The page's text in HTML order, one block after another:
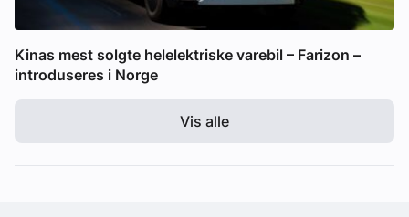
Kinas mest solgte helelektriske varebil – Farizon –
introduseres i Norge
Vis alle